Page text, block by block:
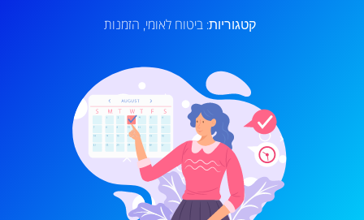
קטגוריות: ביטוח לאומי, הזמנות